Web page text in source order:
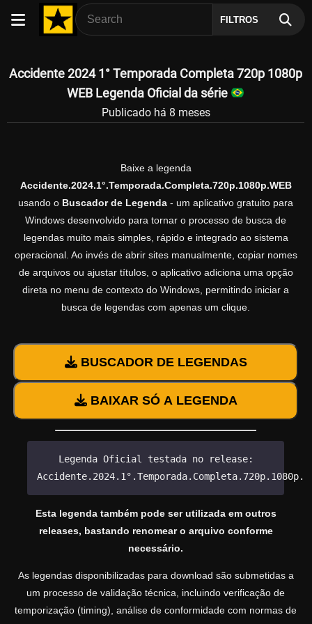
FILTROS
Accidente 2024 1° Temporada Completa 720p 1080p
WEB Legenda Oficial da série
Publicado há 8 meses
Baixe a legenda
Accidente.2024.1°.Temporada.Completa.720p.1080p.WEB
usando o Buscador de Legenda - um aplicativo gratuito para
Windows desenvolvido para tornar o processo de busca de
legendas muito mais simples, rápido e integrado ao sistema
operacional. Ao invés de abrir sites manualmente, copiar nomes
de arquivos ou ajustar títulos, o aplicativo adiciona uma opção
direta no menu de contexto do Windows, permitindo iniciar a
busca de legendas com apenas um clique.
BUSCADOR DE LEGENDAS
BAIXAR SÓ A LEGENDA
Legenda Oficial testada no release:
Esta legenda também pode ser utilizada em outros
releases, bastando renomear o arquivo conforme
necessário.
As legendas disponibilizadas para download são submetidas a
um processo de validação técnica, incluindo verificação de
temporização (timing), análise de conformidade com normas de